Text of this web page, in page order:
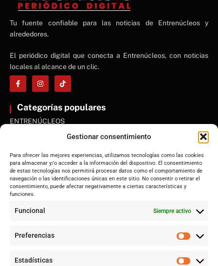
Gestionar consentimiento
Para ofrecer las mejores experiencias, utilizamos tecnologías como las cookies
para almacenar y/o acceder a la información del dispositivo. El consentimiento
de estas tecnologías nos permitirá procesar datos como el comportamiento de
navegación o las identificaciones únicas en este sitio. No consentir o retirar el
consentimiento, puede afectar negativamente a ciertas características y
funciones.
Funcional Siempre activo
Preferencias
Estadísticas
NE
NEWS ELEMENTOR
Tu fuente confiable para las noticias de Entrenúcleos y
alrededores.
El periódico digital que conecta a Entrenúcleos, con noticias
locales al alcance de un clic.
Categorías populares
ENTRENÚCLEOS
Andalucía
Internacional
Tecnología
Sociedad